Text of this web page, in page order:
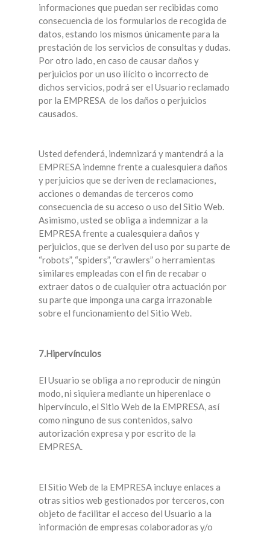
informaciones que puedan ser recibidas como
consecuencia de los formularios de recogida de
datos, estando los mismos únicamente para la
prestación de los servicios de consultas y dudas.
Por otro lado, en caso de causar daños y
perjuicios por un uso ilícito o incorrecto de
dichos servicios, podrá ser el Usuario reclamado
por la EMPRESA de los daños o perjuicios
causados.
Usted defenderá, indemnizará y mantendrá a la
EMPRESA indemne frente a cualesquiera daños
y perjuicios que se deriven de reclamaciones,
acciones o demandas de terceros como
consecuencia de su acceso o uso del Sitio Web.
Asimismo, usted se obliga a indemnizar a la
EMPRESA frente a cualesquiera daños y
perjuicios, que se deriven del uso por su parte de
“robots”, “spiders”, “crawlers” o herramientas
similares empleadas con el fin de recabar o
extraer datos o de cualquier otra actuación por
su parte que imponga una carga irrazonable
sobre el funcionamiento del Sitio Web.
7.Hipervínculos
El Usuario se obliga a no reproducir de ningún
modo, ni siquiera mediante un hiperenlace o
hipervínculo, el Sitio Web de la EMPRESA, así
como ninguno de sus contenidos, salvo
autorización expresa y por escrito de la
EMPRESA.
El Sitio Web de la EMPRESA incluye enlaces a
otras sitios web gestionados por terceros, con
objeto de facilitar el acceso del Usuario a la
información de empresas colaboradoras y/o